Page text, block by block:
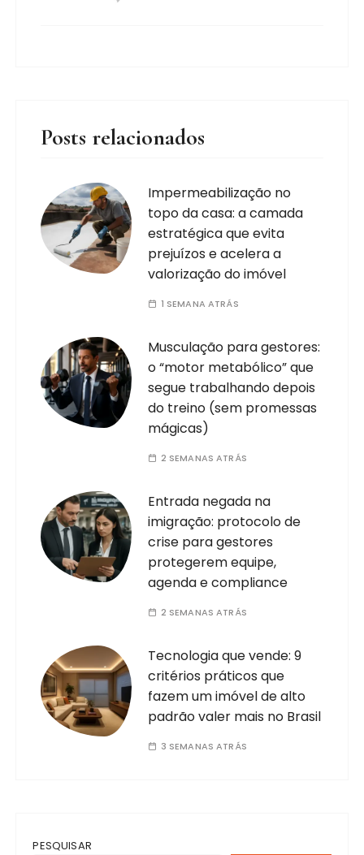
Posts relacionados
Impermeabilização no
topo da casa: a camada
estratégica que evita
prejuízos e acelera a
valorização do imóvel
1 SEMANA ATRÁS
Musculação para gestores:
o “motor metabólico” que
segue trabalhando depois
do treino (sem promessas
mágicas)
2 SEMANAS ATRÁS
Entrada negada na
imigração: protocolo de
crise para gestores
protegerem equipe,
agenda e compliance
2 SEMANAS ATRÁS
Tecnologia que vende: 9
critérios práticos que
fazem um imóvel de alto
padrão valer mais no Brasil
3 SEMANAS ATRÁS
PESQUISAR